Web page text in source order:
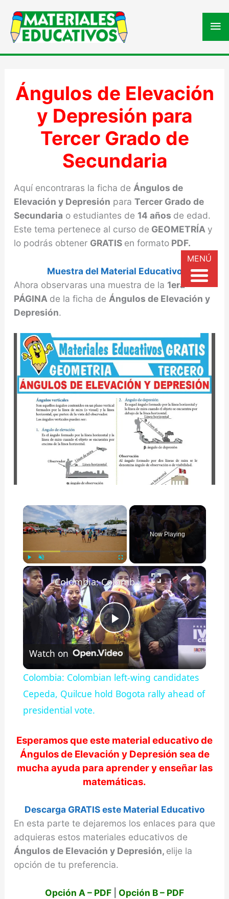
Ángulos de Elevación
y Depresión para
Tercer Grado de
Secundaria
Aquí encontraras la ficha de Ángulos de
Elevación y Depresión para Tercer Grado de
Secundaria o estudiantes de 14 años de edad.
Este tema pertenece al curso de GEOMETRÍA y
lo podrás obtener GRATIS en formatoPDF.
Muestra del Material Educativo
Ahora observaras una muestra de la 1era
PÁGINA de la ficha de Ángulos de Elevación y
Depresión.
×
Play Fullscreen
Now Playing
×
P
l
a
V
i
d
e
Colombia: Colombian left-wing candidates Cepeda, Quilcue hold Bogota rally ahead of presidential vote.
Watch on
Colombia: Colombian left-wing candidates
Cepeda, Quilcue hold Bogota rally ahead of
presidential vote.
Esperamos que este material educativo de
Ángulos de Elevación y Depresión sea de
mucha ayuda para aprender y enseñar las
matemáticas.
Descarga GRATIS este Material Educativo
En esta parte te dejaremos los enlaces para que
adquieras estos materiales educativos de
Ángulos de Elevación y Depresión, elije la
opción de tu preferencia.
Opción A – PDF Opción B – PDF
MENÚ